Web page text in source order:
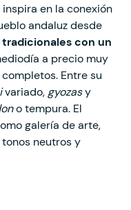
en la conexión
andaluz desde
con un
a precio muy
Entre su
variado, gyozasy
o tempura. El
galería de arte,
neutros y